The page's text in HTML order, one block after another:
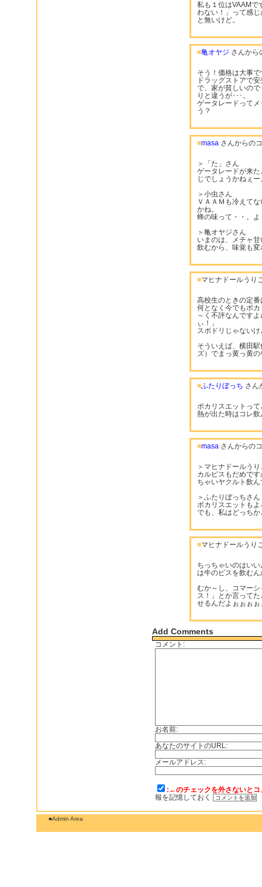
私も１位はVAAMで
わない！」って感
と無いけど。
■亀オヤジ さんから
そう！価格は大事で
ドラッグストアで
で、家が貧しいの
りと違うが･･･。
ゲータレードって
う？
■masa さんからの
＞「た」さん
ゲータレードが来
じでしょうかねぇー
＞小虫さん
ＶＡＡＭも冷えて
かね。
蜂の味って・・。
＞亀オヤジさん
いまのは、メチャ
飲むから、味覚も
■マヒナドールうり
高校生のときの定
何となく今でもポ
～く不評なんです
ぃ！」
スポドリじゃない
そういえば、横田
ズ）でまっ黄っ黄
■ふたりぼっち さん
ポカリスエットっ
熱が出た時はコレ
■masa さんからの
＞マヒナドールう
カルピスもだめで
ちゃいヤクルト飲
＞ふたりぼっちさん
ポカリスエットも
でも、私はどっち
■マヒナドールうり
ちっちゃいのはい
は牛のピスを飲む
むか～し、コマー
ス！」とか言って
せるんだよぉぉぉ
Add Comments
コメント:
お名前:
あなたのサイトのURL:
メールアドレス:
:←のチェックを外さないと
報を記憶しておく
■Admin Area